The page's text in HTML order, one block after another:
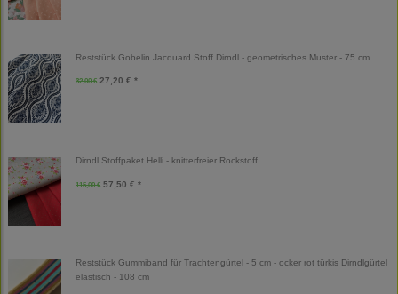
Reststück Gobelin Jacquard Stoff Dirndl - geometrisches Muster - 75 cm
32,00 € 27,20 € *
Dirndl Stoffpaket Helli - knitterfreier Rockstoff
115,00 € 57,50 € *
Reststück Gummiband für Trachtengürtel - 5 cm - ocker rot türkis Dirndlgürtel
elastisch - 108 cm